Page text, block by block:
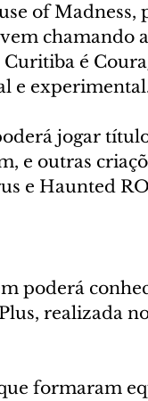
of Madness,
chamando
é
e
jogar
e outras
e Haunted
poderá
realizada
formaram